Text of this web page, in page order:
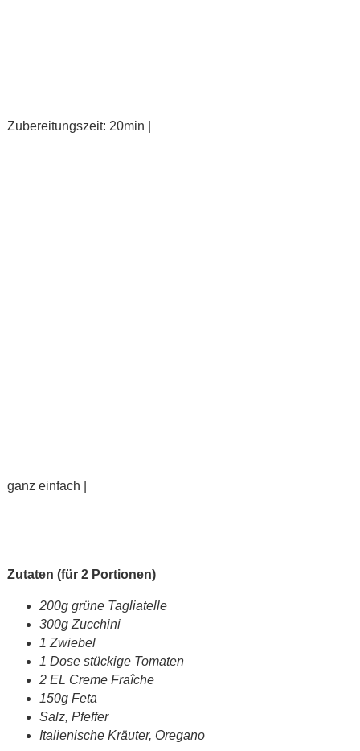
Zubereitungszeit: 20min |
ganz einfach |
Zutaten (für 2 Portionen)
200g grüne Tagliatelle
300g Zucchini
1 Zwiebel
1 Dose stückige Tomaten
2 EL Creme Fraîche
150g Feta
Salz, Pfeffer
Italienische Kräuter, Oregano